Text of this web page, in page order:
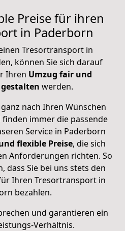
Preise für ihren
in Paderborn
Tresortransport in
können Sie sich darauf
Ihren Umzug fair und
werden.
nach Ihren Wünschen
immer die passende
Service in Paderborn
flexible Preise, die sich
Anforderungen richten. So
dass Sie bei uns stets den
Ihren Tresortransport in
bezahlen.
und garantieren ein
Verhältnis.